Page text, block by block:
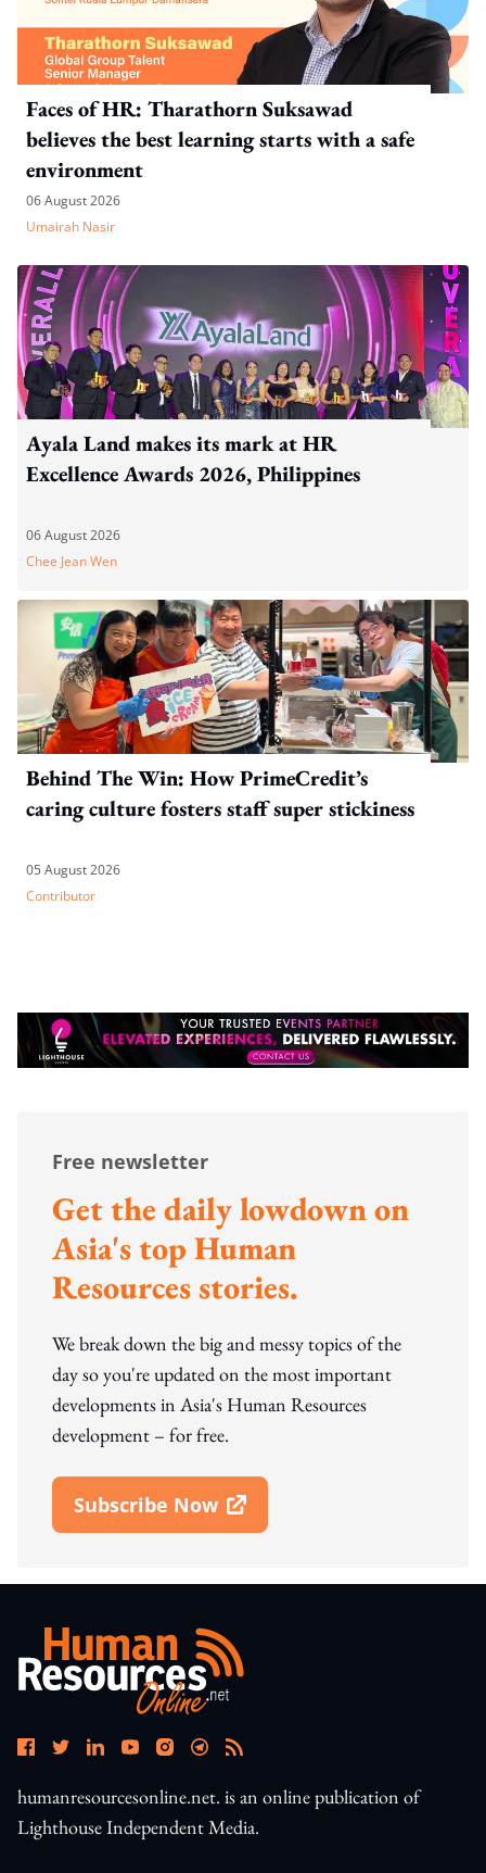
Faces of HR: Tharathorn Suksawad
believes the best learning starts with a safe
environment
06 August 2026
Umairah Nasir
Ayala Land makes its mark at HR
Excellence Awards 2026, Philippines
06 August 2026
Chee Jean Wen
Behind The Win: How PrimeCredit’s
caring culture fosters staff super stickiness
05 August 2026
Contributor
Free newsletter
Get the daily lowdown on
Asia's top Human
Resources stories.
We break down the big and messy topics of the
day so you're updated on the most important
developments in Asia's Human Resources
development – for free.
Subscribe Now
Open In New Window
humanresourcesonline.net. is an online publication of
Lighthouse Independent Media.